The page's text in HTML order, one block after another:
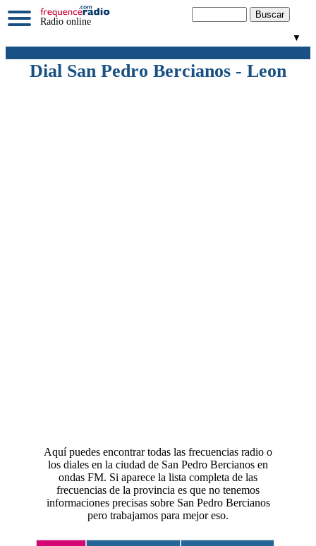
Radio online
▼
Dial San Pedro Bercianos - Leon
Aquí puedes encontrar todas las frecuencias radio o
los diales en la ciudad de San Pedro Bercianos en
ondas FM. Si aparece la lista completa de las
frecuencias de la provincia es que no tenemos
informaciones precisas sobre San Pedro Bercianos
pero trabajamos para mejor eso.